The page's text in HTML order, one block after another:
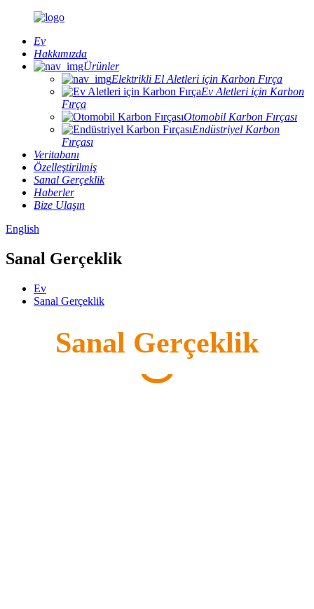
Ev
Hakkımızda
Ürünler
Elektrikli El Aletleri için Karbon Fırça
Ev Aletleri için Karbon
Fırça
Otomobil Karbon Fırçası
Endüstriyel Karbon
Fırçası
Veritabanı
Özelleştirilmiş
Sanal Gerçeklik
Haberler
Bize Ulaşın
English
Sanal Gerçeklik
Ev
Sanal Gerçeklik
Sanal Gerçeklik